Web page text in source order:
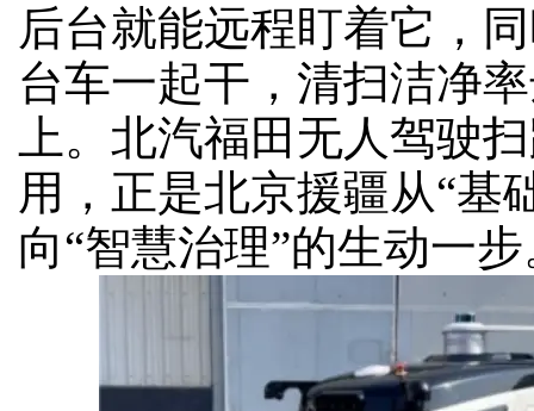
后台就能远程盯着它，
台车一起干，清扫洁净
上。北汽福田无人驾驶
用，正是北京援疆从“基
向“智慧治理”的生动一